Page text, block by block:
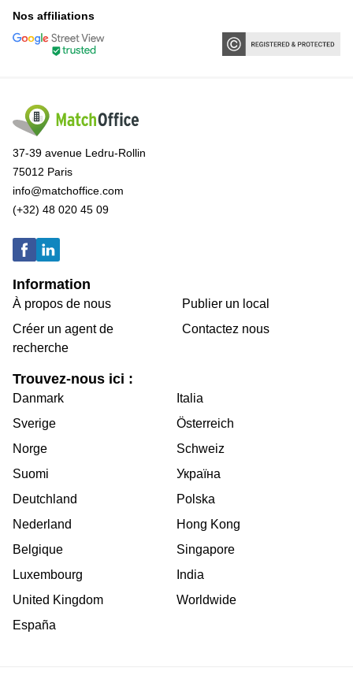
Nos affiliations
37-39 avenue Ledru-Rollin
75012 Paris
info@matchoffice.com
(+32) 48 020 45 09
Information
À propos de nous
Créer un agent de
recherche
Publier un local
Contactez nous
Trouvez-nous ici :
Danmark
Sverige
Norge
Suomi
Deutchland
Nederland
Belgique
Luxembourg
United Kingdom
España
Italia
Österreich
Schweiz
Україна
Polska
Hong Kong
Singapore
India
Worldwide